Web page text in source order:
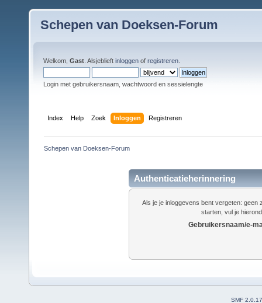
Schepen van Doeksen-Forum
Welkom, Gast . Alsjeblieft inloggen of registreren
Login met gebruikersnaam, wachtwoord en sessielengte
Index Help Zoek Inloggen Registreren
Schepen van Doeksen-Forum
Authenticatieherinnering
Als je je inloggevens bent vergeten:
starten, vul je
Gebruikersnaam/e-
SMF 2.0.17